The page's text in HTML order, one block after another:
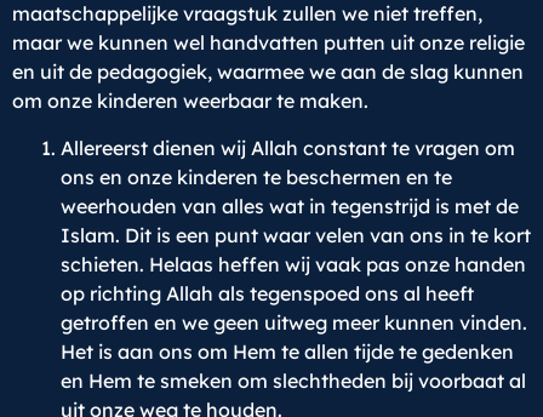
maatschappelijke vraagstuk zullen we niet treffen,
maar we kunnen wel handvatten putten uit onze religie
en uit de pedagogiek, waarmee we aan de slag kunnen
om onze kinderen weerbaar te maken.
Allereerst dienen wij Allah constant te vragen om
ons en onze kinderen te beschermen en te
weerhouden van alles wat in tegenstrijd is met de
Islam. Dit is een punt waar velen van ons in te kort
schieten. Helaas heffen wij vaak pas onze handen
op richting Allah als tegenspoed ons al heeft
getroffen en we geen uitweg meer kunnen vinden.
Het is aan ons om Hem te allen tijde te gedenken
en Hem te smeken om slechtheden bij voorbaat al
uit onze weg te houden.